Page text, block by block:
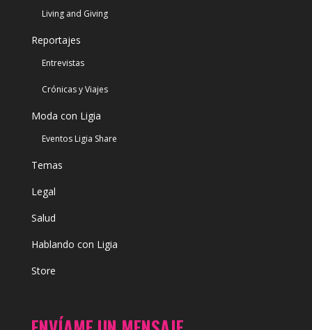
Living and Giving
Reportajes
Entrevistas
Crónicas y Viajes
Moda con Ligia
Eventos Ligia Share
Temas
Legal
Salud
Hablando con Ligia
Store